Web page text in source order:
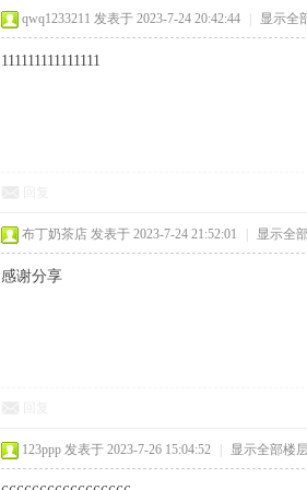
qwq1233211 发表于 2023-7-24 20:42:44 显示全
111111111111111
布丁奶茶店 发表于 2023-7-24 21:52:01 显示全
感谢分享
123ppp 发表于 2023-7-26 15:04:52 显示全部楼层